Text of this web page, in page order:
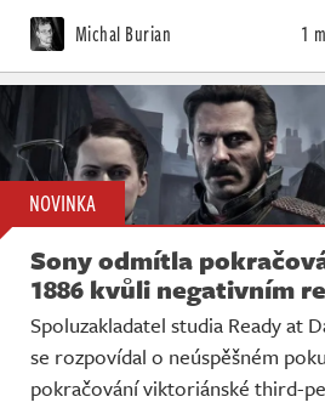
Michal Burian 1
NOVINKA
Sony odmítla
1886 kvůli negativním
Spoluzakladatel studia Ready at
se rozpovídal o neúspěšném
pokračování viktoriánské third-